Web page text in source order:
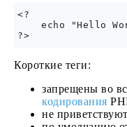
<?
echo "Hello
Короткие теги:
запрещены во
кодирования
не